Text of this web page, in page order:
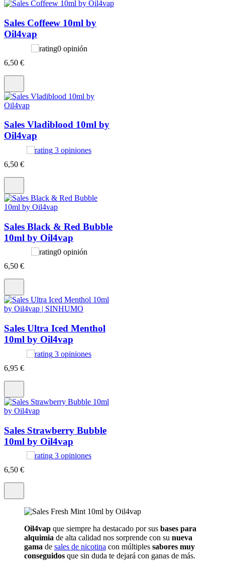
Sales Coffeew 10ml by
Oil4vap
0 opinión
6,50 €
Sales Vladiblood 10ml by
Oil4vap
3 opiniones
6,50 €
Sales Black & Red Bubble
10ml by Oil4vap
0 opinión
6,50 €
Sales Ultra Iced Menthol
10ml by Oil4vap
3 opiniones
6,95 €
Sales Strawberry Bubble
10ml by Oil4vap
3 opiniones
6,50 €
Oil4vap que siempre ha destacado por sus bases para
alquimia de alta calidad nos sorprende con su nueva
gama de sales de nicotina con múltiples sabores muy
conseguidos que sin duda te dejará con ganas de más.